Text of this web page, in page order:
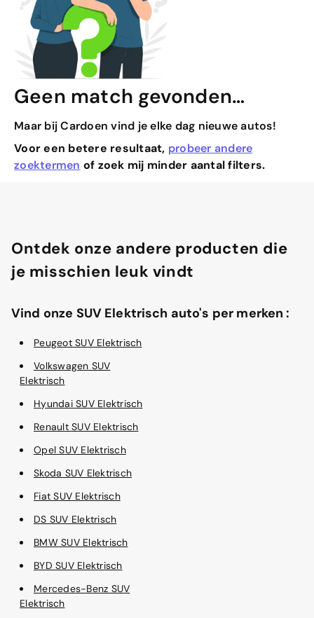
Geen match gevonden…
Maar bij Cardoen vind je elke dag nieuwe autos!
Voor een betere resultaat, probeer andere
zoektermen of zoek mij minder aantal filters.
Ontdek onze andere producten die
je misschien leuk vindt
Vind onze SUV Elektrisch auto's per merken :
Peugeot SUV Elektrisch
Volkswagen SUV
Elektrisch
Hyundai SUV Elektrisch
Renault SUV Elektrisch
Opel SUV Elektrisch
Skoda SUV Elektrisch
Fiat SUV Elektrisch
DS SUV Elektrisch
BMW SUV Elektrisch
BYD SUV Elektrisch
Mercedes-Benz SUV
Elektrisch